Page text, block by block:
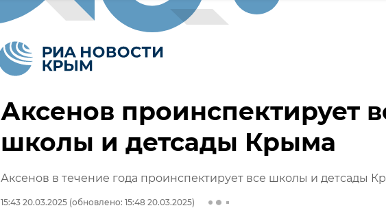
Аксенов проинспектирует
школы и детсады Крыма
Аксенов в течение года проинспектирует все школы и детсады
15:43 20.03.2025 (обновлено: 15:48 20.03.2025)